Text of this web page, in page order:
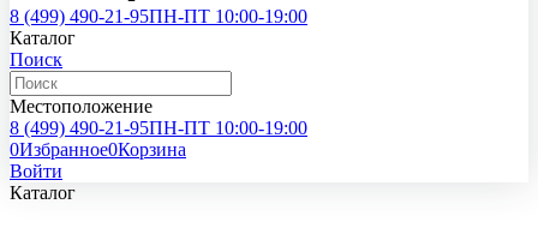
8 (499) 490-21-95ПН-ПТ 10:00-19:00
Каталог
Поиск
Местоположение
8 (499) 490-21-95ПН-ПТ 10:00-19:00
0Избранное0Корзина
Войти
Каталог